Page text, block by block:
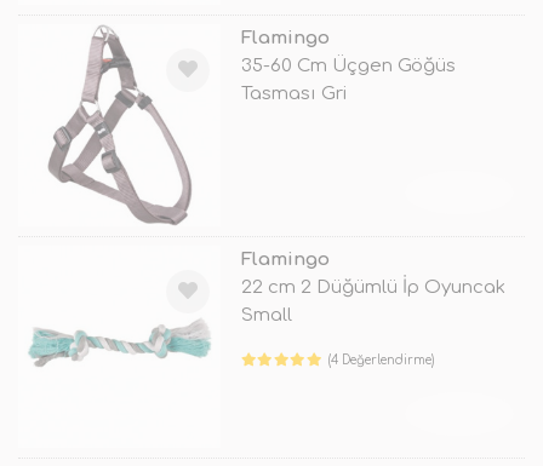
Flamingo
35-60 Cm Üçgen Göğüs
Tasması Gri
Flamingo
22 cm 2 Düğümlü İp Oyuncak
Small
(4 Değerlendirme)